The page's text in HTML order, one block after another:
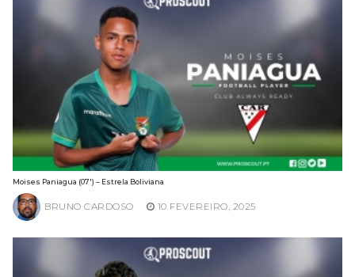
Moises Paniagua (07′) – Estrela Boliviana
BRUNO CARDOSO 10 FEVEREIRO, 2025